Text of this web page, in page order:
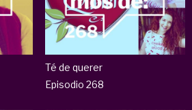
Té de querer
Episodio 268